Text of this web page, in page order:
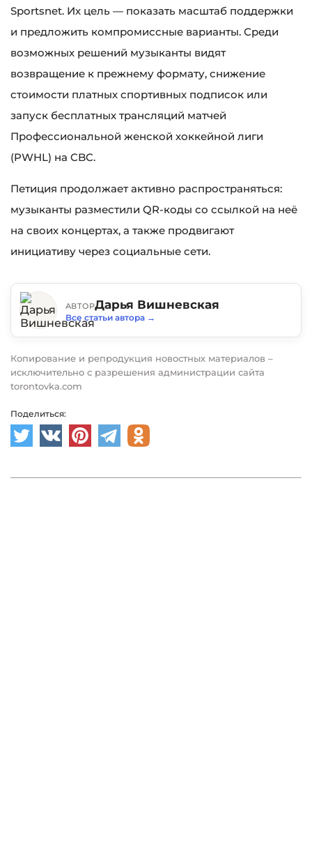
Sportsnet. Их цель — показать масштаб поддержки
и предложить компромиссные варианты. Среди
возможных решений музыканты видят
возвращение к прежнему формату, снижение
стоимости платных спортивных подписок или
запуск бесплатных трансляций матчей
Профессиональной женской хоккейной лиги
(PWHL) на CBC.
Петиция продолжает активно распространяться:
музыканты разместили QR-коды со ссылкой на неё
на своих концертах, а также продвигают
инициативу через социальные сети.
АВТОРДарья Вишневская
Все статьи автора →
Копирование и репродукция новостных материалов –
исключительно с разрешения администрации сайта
torontovka.com
Поделиться: